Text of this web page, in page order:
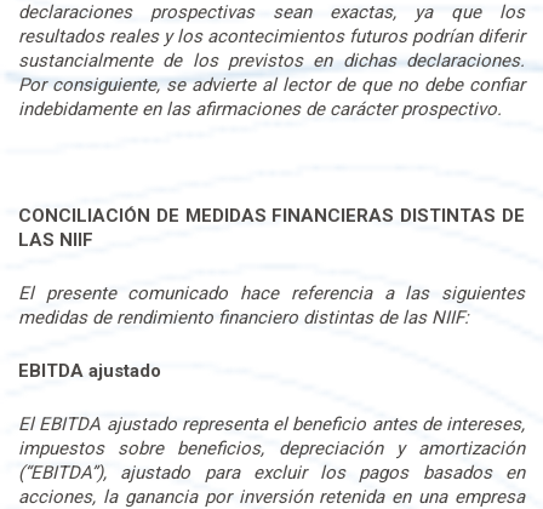
declaraciones prospectivas sean exactas, ya que los
resultados reales y los acontecimientos futuros podrían diferir
sustancialmente de los previstos en dichas declaraciones.
Por consiguiente, se advierte al lector de que no debe confiar
indebidamente en las afirmaciones de carácter prospectivo.
CONCILIACIÓN DE MEDIDAS FINANCIERAS DISTINTAS DE
LAS NIIF
El presente comunicado hace referencia a las siguientes
medidas de rendimiento financiero distintas de las NIIF:
EBITDA ajustado
El EBITDA ajustado representa el beneficio antes de intereses,
impuestos sobre beneficios, depreciación y amortización
(“EBITDA”), ajustado para excluir los pagos basados en
acciones, la ganancia por inversión retenida en una empresa